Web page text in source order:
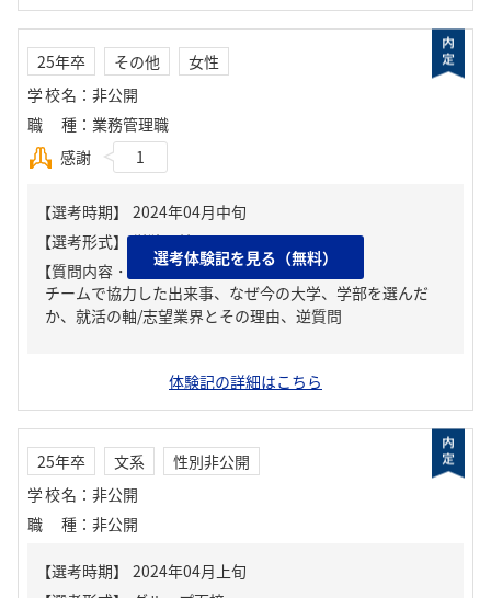
25年卒 その他
女性
学校名 ： 非公開
職種 ： 業務管理職
感謝
1
【質問内容・課題】
チームで協力した出来事、なぜ今の大学、学部を選んだ
か、就活の軸/志望業界とその理由、逆質問
選考体験記を見る（無料）
体験記の詳細はこちら
25年卒 文系
性別非公開
学校名 ： 非公開
職種 ： 非公開